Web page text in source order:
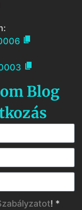


Blog
! *